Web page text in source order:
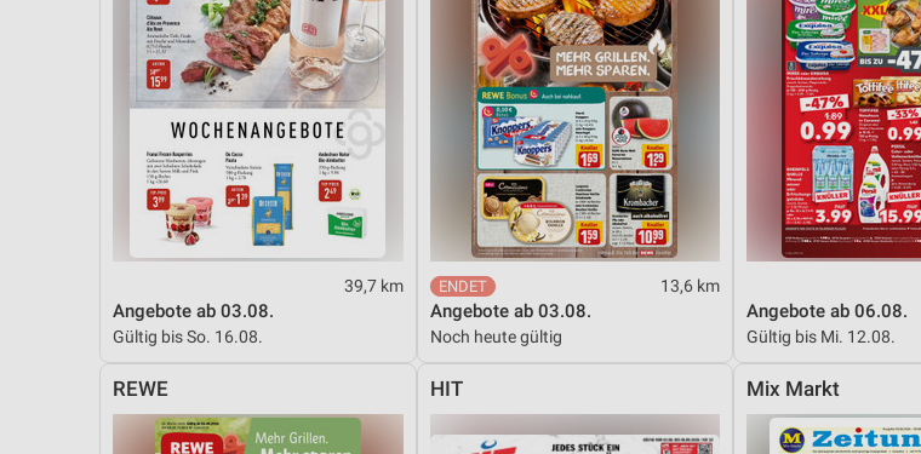
39,7 km
Angebote ab 03.08.
Gültig bis So. 16.08.
13,6 km
Angebote ab 03.08.
Noch heute gültig
Angebote ab 06.08.
Gültig bis Mi. 12.08.
REWE HIT Mix Markt